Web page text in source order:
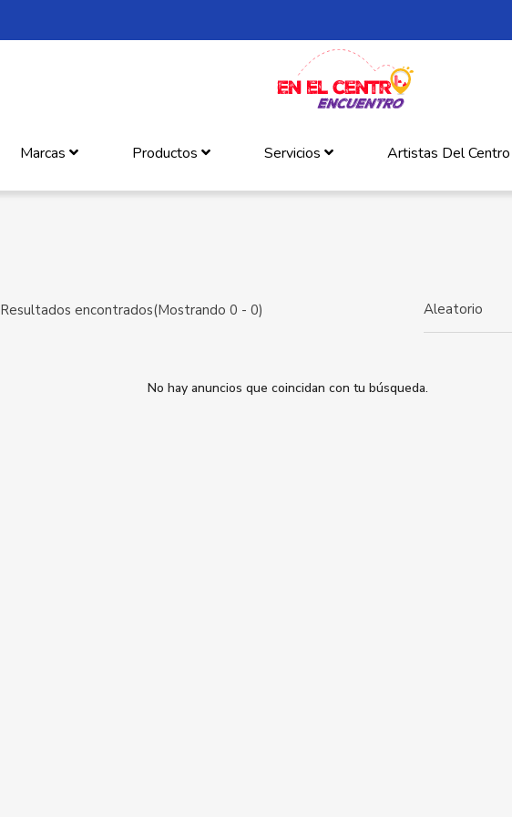
Marcas Productos Servicios Artistas Del Centro
Resultados encontrados(Mostrando 0 - 0) Aleatorio
No hay anuncios que coincidan con tu búsqueda.